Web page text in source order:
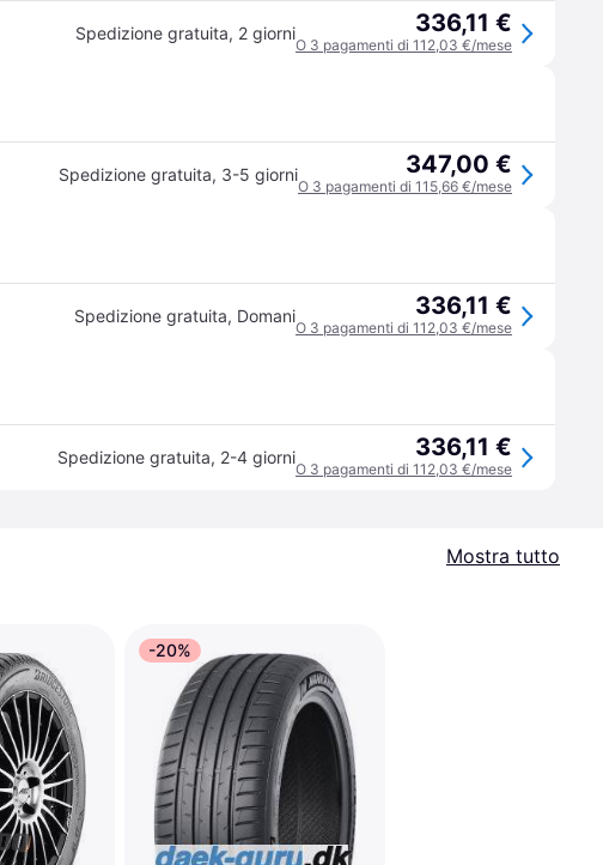
Spedizione gratuita, 2 giorni 336,11 €
O 3 pagamenti di 112,03 €/mese
Spedizione gratuita, 3-5 giorni 347,00 €
O 3 pagamenti di 115,66 €/mese
Spedizione gratuita, Domani 336,11 €
O 3 pagamenti di 112,03 €/mese
Spedizione gratuita, 2-4 giorni 336,11 €
O 3 pagamenti di 112,03 €/mese
Mostra tutto
-20%